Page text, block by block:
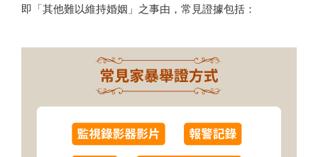
即「其他難以維持婚姻」之事由，常見證據包括：